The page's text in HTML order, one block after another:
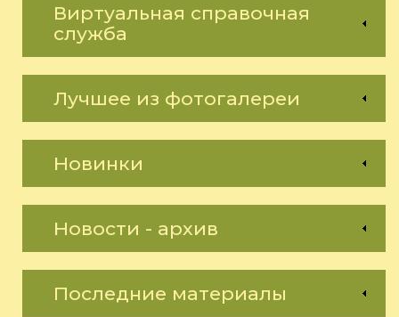
Виртуальная справочная
служба
Лучшее из фотогалереи
Новинки
Новости - архив
Последние материалы